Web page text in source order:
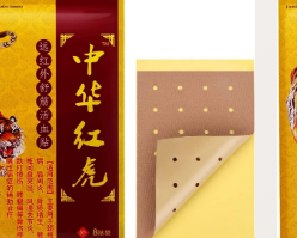
Calor
frías
fiebre
frente